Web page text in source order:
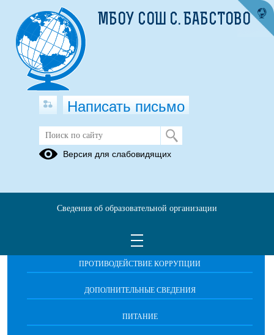
Начальное образование
ОБРАЩЕНИЯ ГРАЖДАН
ПРОТИВОДЕЙСТВИЕ КОРРУПЦИИ
ДОПОЛНИТЕЛЬНЫЕ СВЕДЕНИЯ
ПИТАНИЕ
МБОУ СОШ С. БАБСТОВО
Написать письмо
Версия для слабовидящих
Сведения об образовательной организации